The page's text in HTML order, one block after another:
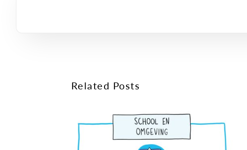
Related Posts